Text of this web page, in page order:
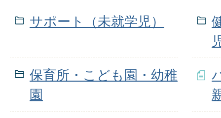
サポート（未就学児）
保育所・こども園・幼稚
園